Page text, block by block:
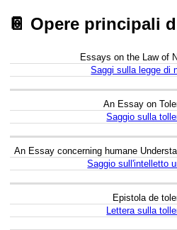
📔 Opere principali
originale
titolo
ital.
edizione)
anno
Essays on the Law of
Saggi sulla legge di
An Essay on
Saggio sulla
An Essay concerning humane
Saggio sull'intelletto
Epistola de
Lettera sulla